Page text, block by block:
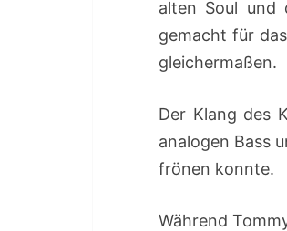
alten Soul und
gemacht für
gleichermaßen.
Der Klang des
analogen Bass
frönen konnte.
Während